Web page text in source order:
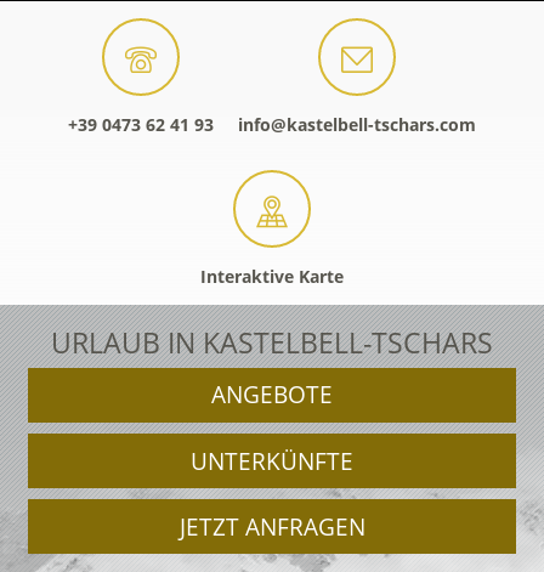
+39 0473 62 41 93 info@kastelbell-tschars.com
Interaktive Karte
URLAUB IN KASTELBELL-TSCHARS
ANGEBOTE
UNTERKÜNFTE
JETZT ANFRAGEN